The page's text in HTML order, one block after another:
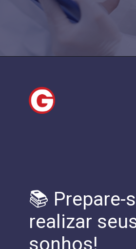
📚 Prepare-
realizar
sonhos!